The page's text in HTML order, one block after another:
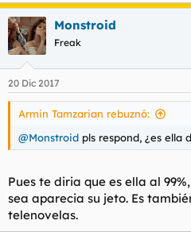
Monstroid
Freak
20 Dic 2017
Armin Tamzarian rebuznó:
@Monstroid pls respond, ¿es ella
Pues te diria que es ella al
sea aparecia su jeto. Es
telenovelas.